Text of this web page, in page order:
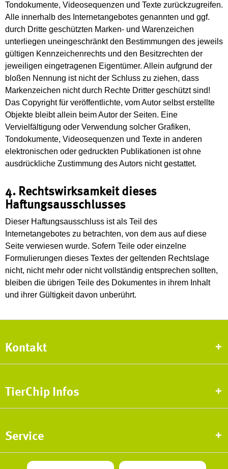
Tondokumente, Videosequenzen und Texte zurückzugreifen.
Alle innerhalb des Internetangebotes genannten und ggf.
durch Dritte geschützten Marken- und Warenzeichen
unterliegen uneingeschränkt den Bestimmungen des jeweils
gültigen Kennzeichenrechts und den Besitzrechten der
jeweiligen eingetragenen Eigentümer. Allein aufgrund der
bloßen Nennung ist nicht der Schluss zu ziehen, dass
Markenzeichen nicht durch Rechte Dritter geschützt sind!
Das Copyright für veröffentlichte, vom Autor selbst erstellte
Objekte bleibt allein beim Autor der Seiten. Eine
Vervielfältigung oder Verwendung solcher Grafiken,
Tondokumente, Videosequenzen und Texte in anderen
elektronischen oder gedruckten Publikationen ist ohne
ausdrückliche Zustimmung des Autors nicht gestattet.
4. Rechtswirksamkeit dieses
Haftungsausschlusses
Dieser Haftungsausschluss ist als Teil des
Internetangebotes zu betrachten, von dem aus auf diese
Seite verwiesen wurde. Sofern Teile oder einzelne
Formulierungen dieses Textes der geltenden Rechtslage
nicht, nicht mehr oder nicht vollständig entsprechen sollten,
bleiben die übrigen Teile des Dokumentes in ihrem Inhalt
und ihrer Gültigkeit davon unberührt.
Kontakt
TierChip Infos
Service